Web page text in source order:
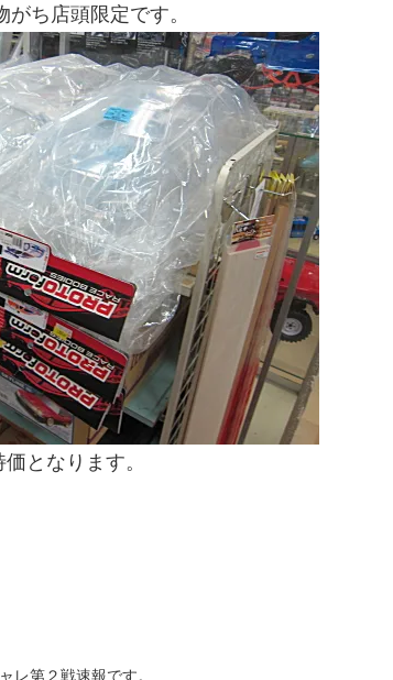
ち店頭限定です。
となります。
レ第２戦速報です。